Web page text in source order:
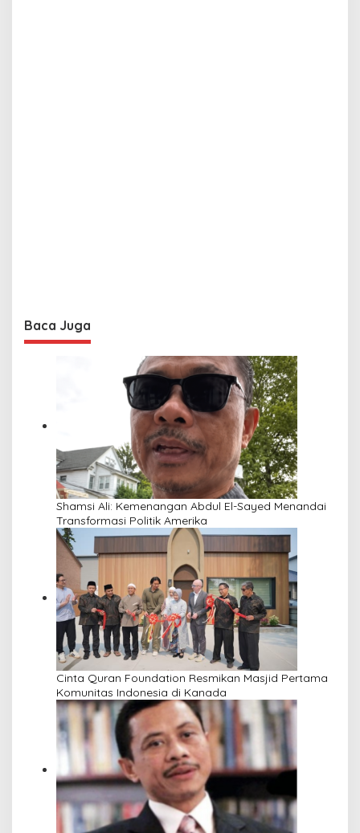
Baca Juga
Shamsi Ali: Kemenangan Abdul El-Sayed Menandai
Transformasi Politik Amerika
Cinta Quran Foundation Resmikan Masjid Pertama
Komunitas Indonesia di Kanada